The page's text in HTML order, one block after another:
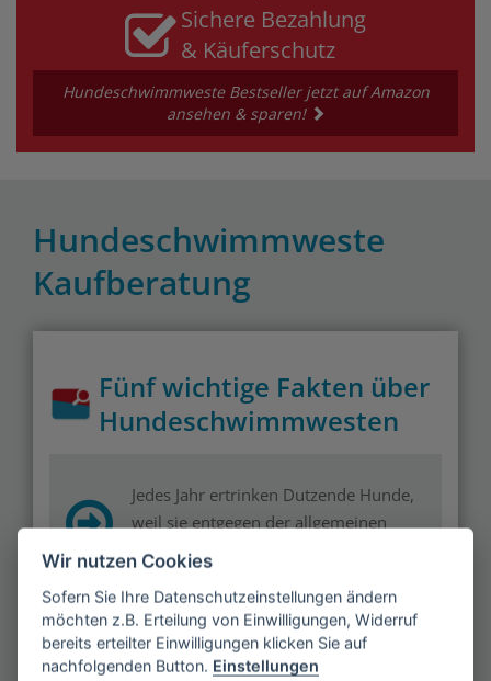
Sichere Bezahlung
& Käuferschutz
Hundeschwimmweste Bestseller jetzt auf Amazon
ansehen & sparen!
Hundeschwimmweste
Kaufberatung
Fünf wichtige Fakten über
Hundeschwimmwesten
Jedes Jahr ertrinken Dutzende Hunde,
weil sie entgegen der allgemeinen
Einschätzung nicht schwimmen können
Hunden sollte das Schwimmen schon
Wir nutzen Cookies
Sofern Sie Ihre Datenschutzeinstellungen ändern
möchten z.B. Erteilung von Einwilligungen, Widerruf
bereits erteilter Einwilligungen klicken Sie auf
nachfolgenden Button. Einstellungen